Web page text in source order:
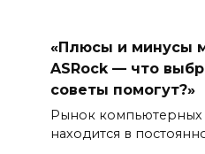
«Плюсы и минусы
ASRock — что
советы помогут?»
Рынок компьютерных
находится в